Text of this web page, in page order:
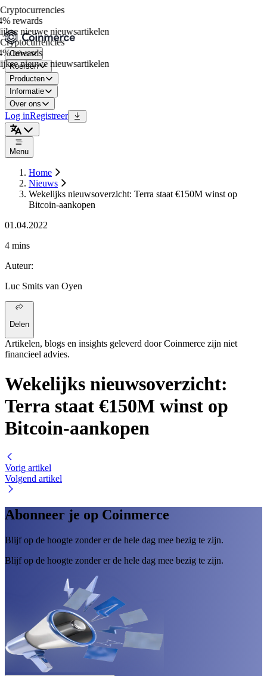
rewards
nieuwe nieuwsartikelen
rewards
nieuwe nieuwsartikelen
Coins
Koersen
Producten
Informatie
Over ons
Log inRegistreer
Menu
Home
Nieuws
Wekelijks nieuwsoverzicht: Terra staat €150M winst op
Bitcoin-aankopen
01.04.2022
4 mins
Auteur:
Luc Smits van Oyen
Delen
Artikelen, blogs en insights geleverd door Coinmerce zijn niet
financieel advies.
Wekelijks nieuwsoverzicht:
Terra staat €150M winst op
Bitcoin-aankopen
Vorig artikel
Volgend artikel
Abonneer je op Coinmerce
Blijf op de hoogte zonder er de hele dag mee bezig te zijn.
Blijf op de hoogte zonder er de hele dag mee bezig te zijn.